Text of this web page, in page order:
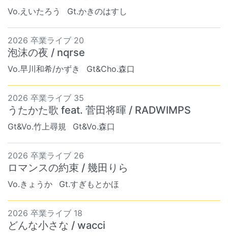
Vo.えいたろう Gt.かきのはすし
2026 卒業ライブ 20
泡沫の夜 / nqrse
Vo.早川和希/かずき Gt&Cho.森口
2026 卒業ライブ 35
うたかた歌 feat. 菅田将暉 / RADWIMPS
Gt&Vo.竹上尋規 Gt&Vo.森口
2026 卒業ライブ 26
ロマンスの約束 / 幾田りら
Vo.きょうか Gt.すぎもとかほ
2026 卒業ライブ 18
どんな小さな / wacci